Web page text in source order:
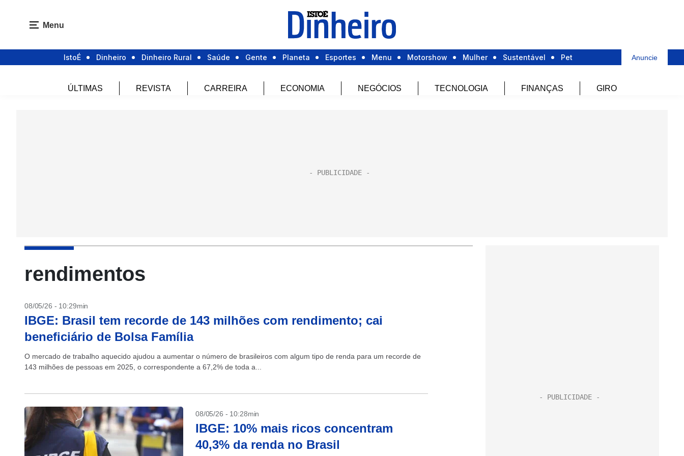
Menu
IstoÉ Dinheiro Dinheiro Rural Saúde Gente Planeta Esportes Menu Motorshow Mulher Sustentável Pet Anuncie
ÚLTIMAS REVISTA CARREIRA ECONOMIA NEGÓCIOS TECNOLOGIA FINANÇAS GIRO
rendimentos
08/05/26 - 10:29min
IBGE: Brasil tem recorde de 143 milhões com rendimento; cai
beneficiário de Bolsa Família
O mercado de trabalho aquecido ajudou a aumentar o número de brasileiros com algum tipo de renda para um recorde de
143 milhões de pessoas em 2025, o correspondente a 67,2% de toda a...
08/05/26 - 10:28min
IBGE: 10% mais ricos concentram
40,3% da renda no Brasil